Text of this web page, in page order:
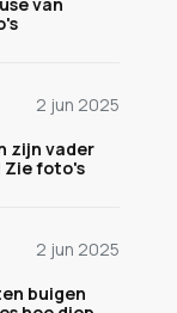
2 jun 2025
zijn vader
Zie foto's
2 jun 2025
buigen